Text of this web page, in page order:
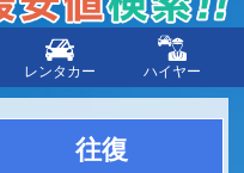
レンタカー ハイヤー
往復